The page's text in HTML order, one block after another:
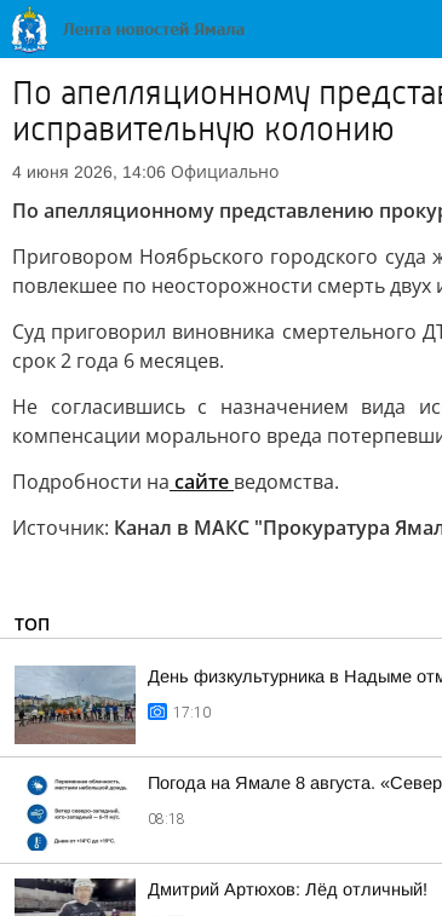
По апелляционному
исправительную колонию
4 июня 2026, 14:06 Официально
По апелляционному представлению
Приговором Ноябрьского городского
повлекшее по неосторожности смерть двух
Суд приговорил виновника смертельного
срок 2 года 6 месяцев.
Не согласившись с назначением вида
компенсации морального вреда
Подробности на сайте ведомства.
Источник: Канал в МАКС "Прокуратура
ТОП
День физкультурника в Надыме
17:10
Погода на Ямале 8 августа.
08:18
Дмитрий Артюхов: Лёд отличный!